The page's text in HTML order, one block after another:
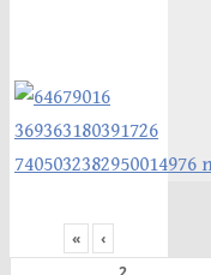
« ‹